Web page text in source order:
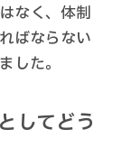
なく、体制
ばならない
した。
してどう